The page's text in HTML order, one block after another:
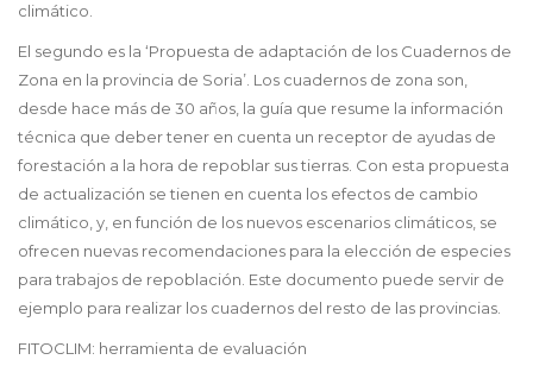
climático.
El segundo es la ‘Propuesta de adaptación de los Cuadernos de
Zona en la provincia de Soria’. Los cuadernos de zona son,
desde hace más de 30 años, la guía que resume la información
técnica que deber tener en cuenta un receptor de ayudas de
forestación a la hora de repoblar sus tierras. Con esta propuesta
de actualización se tienen en cuenta los efectos de cambio
climático, y, en función de los nuevos escenarios climáticos, se
ofrecen nuevas recomendaciones para la elección de especies
para trabajos de repoblación. Este documento puede servir de
ejemplo para realizar los cuadernos del resto de las provincias.
FITOCLIM: herramienta de evaluación